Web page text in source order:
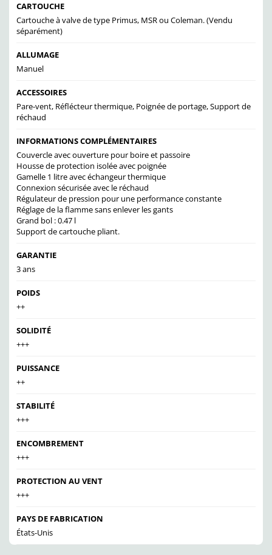
CARTOUCHE
Cartouche à valve de type Primus, MSR ou Coleman. (Vendu
séparément)
ALLUMAGE
Manuel
ACCESSOIRES
Pare-vent, Réflécteur thermique, Poignée de portage, Support de
réchaud
INFORMATIONS COMPLÉMENTAIRES
Couvercle avec ouverture pour boire et passoire
Housse de protection isolée avec poignée
Gamelle 1 litre avec échangeur thermique
Connexion sécurisée avec le réchaud
Régulateur de pression pour une performance constante
Réglage de la flamme sans enlever les gants
Grand bol : 0.47 l
Support de cartouche pliant.
GARANTIE
3 ans
POIDS
++
SOLIDITÉ
+++
PUISSANCE
++
STABILITÉ
+++
ENCOMBREMENT
+++
PROTECTION AU VENT
+++
PAYS DE FABRICATION
États-Unis